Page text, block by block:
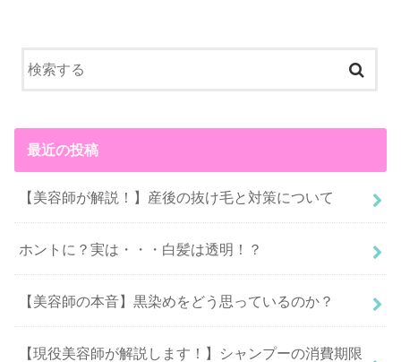
最近の投稿
【美容師が解説！】産後の抜け毛と対策について
ホントに？実は・・・白髪は透明！？
【美容師の本音】黒染めをどう思っているのか？
【現役美容師が解説します！】シャンプーの消費期限